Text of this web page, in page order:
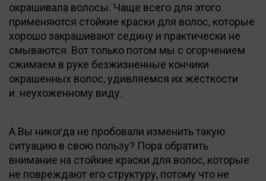
окрашивала волосы. Чаще всего для этого
применяются стойкие краски для волос, которые
хорошо закрашивают седину и практически не
смываются. Вот только потом мы с огорчением
сжимаем в руке безжизненные кончики
окрашенных волос, удивляемся их жёсткости
и неухоженному виду.
А Вы никогда не пробовали изменить такую
ситуацию в свою пользу? Пора обратить
внимание на стойкие краски для волос, которые
не повреждают его структуру, потому что не